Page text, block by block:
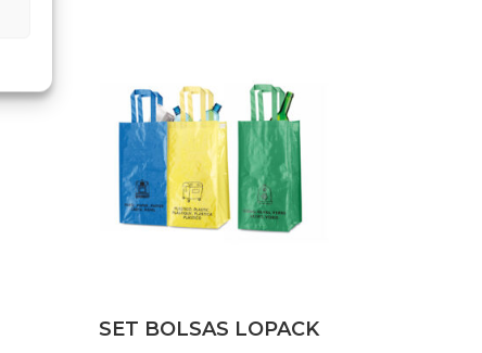
SET BOLSAS LOPACK